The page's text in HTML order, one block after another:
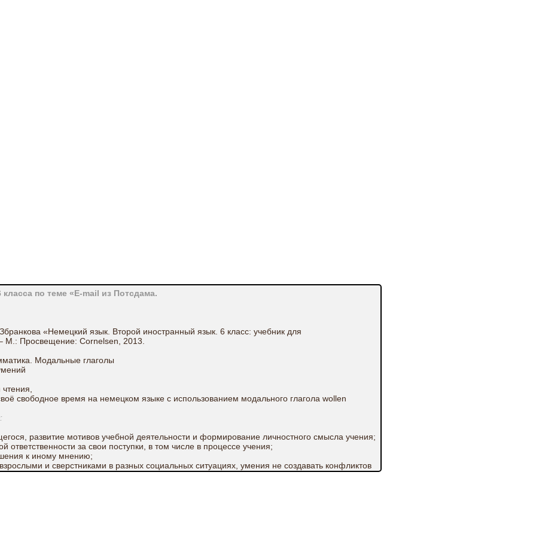
по теме «E-mail из Потсдама.
«Немецкий язык. Второй иностранный язык. 6 класс: учебник для
М.: Просвещение: Cornelsen, 2013.
Модальные глаголы
свободное время на немецком языке с использованием модального глагола wollen
развитие мотивов учебной деятельности и формирование личностного смысла учения;
ответственности за свои поступки, в том числе в процессе учения;
к иному мнению;
и сверстниками в разных социальных ситуациях, умения не создавать конфликтов
здоровый образ жизни.
темам: « Свободное время», «Времена года и месяца», «Дни недели»;